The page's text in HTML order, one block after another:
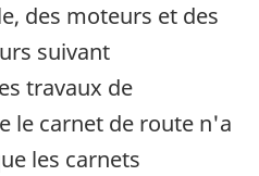
des moteurs et des
suivant
travaux de
le carnet de route n'a
les carnets